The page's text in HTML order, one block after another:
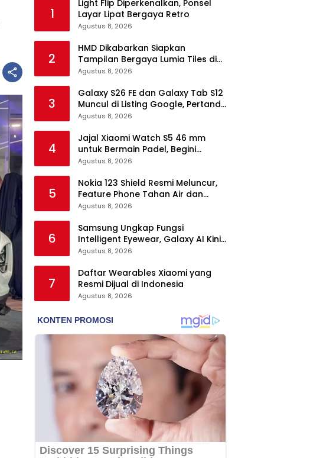
1
Light Flip Diperkenalkan, Ponsel
Layar Lipat Bergaya Retro
Agustus 8, 2026
2
HMD Dikabarkan Siapkan
Tampilan Bergaya Lumia Tiles di
Ponsel Android
Agustus 8, 2026
3
Galaxy S26 FE dan Galaxy Tab S12
Muncul di Listing Google, Pertanda
Segera Rilis?
Agustus 8, 2026
4
Jajal Xiaomi Watch S5 46 mm
untuk Bermain Padel, Begini
Kemampuannya
Agustus 8, 2026
5
Nokia 123 Shield Resmi Meluncur,
Feature Phone Tahan Air dan
Debu
Agustus 8, 2026
6
Samsung Ungkap Fungsi
Intelligent Eyewear, Galaxy AI Kini
Bisa Diakses Tanpa Layar
Agustus 8, 2026
7
Daftar Wearables Xiaomi yang
Resmi Dijual di Indonesia
Agustus 8, 2026